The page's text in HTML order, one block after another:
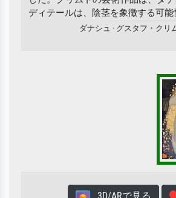
ディテールは、陰茎を象徴する可
ダナシュ · グスタフ・ク